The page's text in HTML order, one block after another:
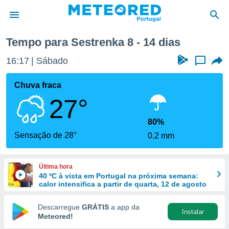
da
foi
fornecidas
a este
das
e
forma
digital
Tempo para Sestrenka 8 - 14 dias
16:17 Sábado ...
Chuva fraca
27°
Sensação de 28°
80%
0.2 mm
Última hora
40 ºC à vista em Portugal na próxima semana:
calor intensifica a partir de quarta, 12 de agosto
Descarregue GRÁTIS a app da
Meteored!
Instalar